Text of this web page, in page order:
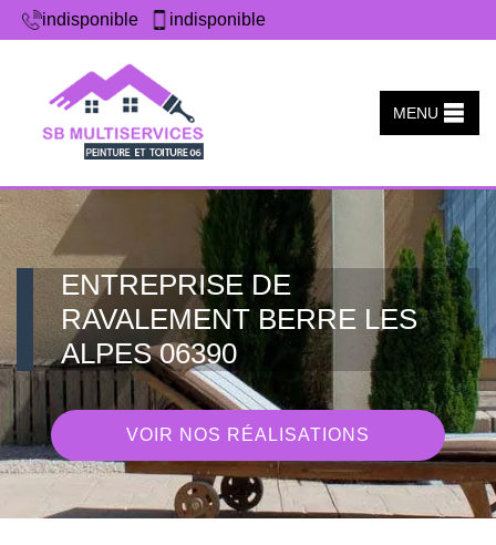
indisponible indisponible
MENU
ENTREPRISE DE
RAVALEMENT BERRE LES
ALPES 06390
VOIR NOS RÉALISATIONS